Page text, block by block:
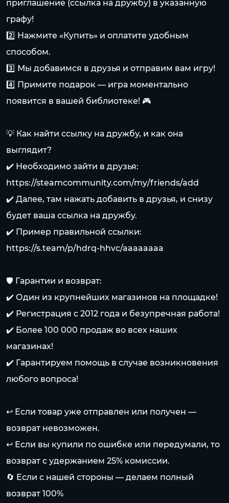
приглашение (ссылка на дружбу) в указанную
графу!
2️⃣ Нажмите «Купить» и оплатите удобным
способом.
3️⃣ Мы добавимся в друзья и отправим вам игру!
4️⃣ Примите подарок — игра моментально
появится в вашей библиотеке! 🎮
💡 Как найти ссылку на дружбу, и как она
выглядит?
✔️ Необходимо зайти в друзья:
https://steamcommunity.com/my/friends/add
✔️ Далее, там нажать добавить в друзья, и снизу
будет ваша ссылка на дружбу.
✔️ Пример правильной ссылки:
https://s.team/p/hdrq-hhvc/aaaaaaaa
🛡️ Гарантии и возврат:
✔️ Один из крупнейших магазинов на площадке!
✔️ Регистрация с 2012 года и безупречная работа!
✔️ Более 100 000 продаж во всех наших
магазинах!
✔️ Гарантируем помощь в случае возникновения
любого вопроса!
↩️ Если товар уже отправлен или получен —
возврат невозможен.
↩️ Если вы купили по ошибке или передумали, то
возврат с удержанием 25% комиссии.
🔄 Если с нашей стороны — делаем полный
возврат 100%